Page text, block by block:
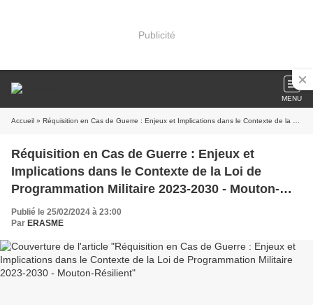
Publicité
MENU
Accueil » Réquisition en Cas de Guerre : Enjeux et Implications dans le Contexte de la Loi de Programmation Militaire 2023-2030 - Mouton-Résilient
Réquisition en Cas de Guerre : Enjeux et
Implications dans le Contexte de la Loi de
Programmation Militaire 2023-2030 - Mouton-
Résilient
Publié le 25/02/2024 à 23:00
Par ERASME